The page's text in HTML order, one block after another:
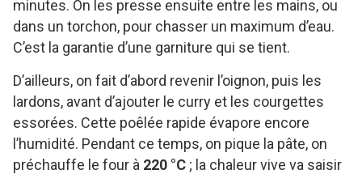
minutes. On les presse ensuite entre les mains, ou
dans un torchon, pour chasser un maximum d’eau.
C’est la garantie d’une garniture qui se tient.
D’ailleurs, on fait d’abord revenir l’oignon, puis les
lardons, avant d’ajouter le curry et les courgettes
essorées. Cette poêlée rapide évapore encore
l’humidité. Pendant ce temps, on pique la pâte, on
préchauffe le four à 220 °C ; la chaleur vive va saisir